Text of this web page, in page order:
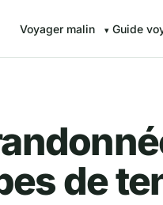
Voyager malin Guide
de